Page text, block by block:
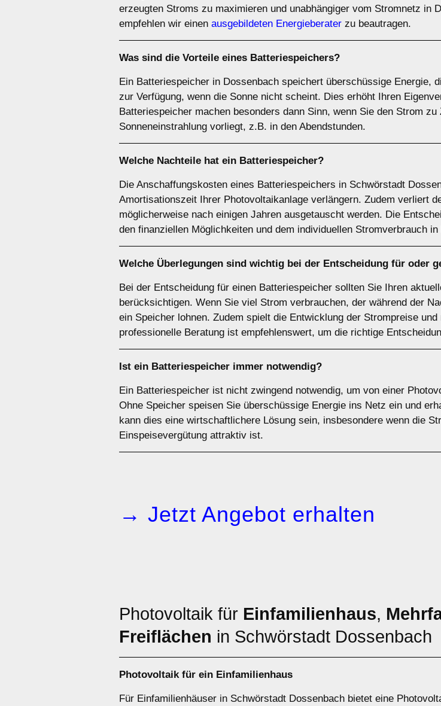
erzeugten Stroms zu maximieren und unabhängiger vom Stromnetz in
empfehlen wir einen ausgebildeten Energieberater zu beautragen.
Was sind die Vorteile eines Batteriespeichers?
Ein Batteriespeicher in Dossenbach speichert überschüssige Energie,
zur Verfügung, wenn die Sonne nicht scheint. Dies erhöht Ihren
Batteriespeicher machen besonders dann Sinn, wenn Sie den Strom
Sonneneinstrahlung vorliegt, z.B. in den Abendstunden.
Welche Nachteile hat ein Batteriespeicher?
Die Anschaffungskosten eines Batteriespeichers in Schwörstadt
Amortisationszeit Ihrer Photovoltaikanlage verlängern. Zudem verliert
möglicherweise nach einigen Jahren ausgetauscht werden. Die
den finanziellen Möglichkeiten und dem individuellen Stromverbrauch
Welche Überlegungen sind wichtig bei der Entscheidung für oder
Bei der Entscheidung für einen Batteriespeicher sollten Sie Ihren
berücksichtigen. Wenn Sie viel Strom verbrauchen, der während der
ein Speicher lohnen. Zudem spielt die Entwicklung der Strompreise
professionelle Beratung ist empfehlenswert, um die richtige
Ist ein Batteriespeicher immer notwendig?
Ein Batteriespeicher ist nicht zwingend notwendig, um von einer
Ohne Speicher speisen Sie überschüssige Energie ins Netz ein und
kann dies eine wirtschaftlichere Lösung sein, insbesondere wenn die
Einspeisevergütung attraktiv ist.
→ Jetzt Angebot erhalten
Photovoltaik für Einfamilienhaus,
Freiflächen in Schwörstadt Dossenbach
Photovoltaik für ein Einfamilienhaus
Für Einfamilienhäuser in Schwörstadt Dossenbach bietet eine